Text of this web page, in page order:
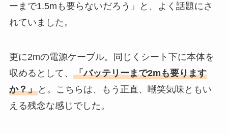
ーまで1.5mも要らないだろう」と、よく話題にさ
れていました。
更に2mの電源ケーブル。同じくシート下に本体を
収めるとして、 「バッテリーまで2mも要ります
か？」と。こちらは、もう正直、嘲笑気味ともい
える残念な感じでした。